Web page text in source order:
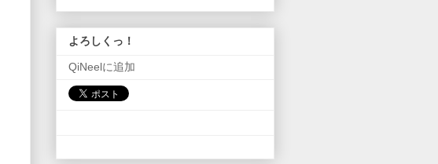
よろしくっ！
QiNeelに追加